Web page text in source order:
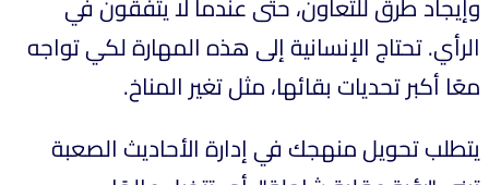
الرأي. تحتاج الإنسانية إلى هذه المهارة لكي تواجه
معًا أكبر تحديات بقائها، مثل تغير المناخ.
يتطلب تحويل منهجك في إدارة الأحاديث الصعبة